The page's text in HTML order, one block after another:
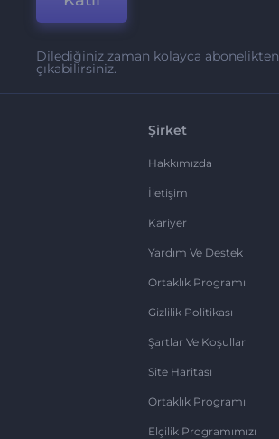
Dilediğiniz zaman kolayca abonelikten
çıkabilirsiniz.
Şirket
Hakkımızda
İletişim
Kariyer
Yardım Ve Destek
Ortaklık Programı
Gizlilik Politikası
Şartlar Ve Koşullar
Site Haritası
Ortaklık Programı
Elçilik Programımızı